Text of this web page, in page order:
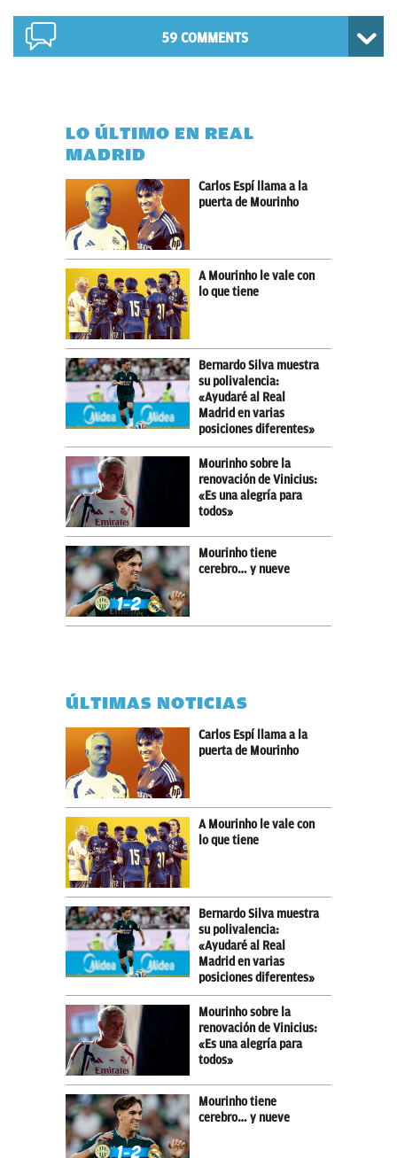
59 COMMENTS
LO ÚLTIMO EN REAL
MADRID
Carlos Espí llama a la
puerta de Mourinho
A Mourinho le vale con
lo que tiene
Bernardo Silva muestra
su polivalencia:
«Ayudaré al Real
Madrid en varias
posiciones diferentes»
Mourinho sobre la
renovación de Vinicius:
«Es una alegría para
todos»
Mourinho tiene
cerebro… y nueve
ÚLTIMAS NOTICIAS
Carlos Espí llama a la
puerta de Mourinho
A Mourinho le vale con
lo que tiene
Bernardo Silva muestra
su polivalencia:
«Ayudaré al Real
Madrid en varias
posiciones diferentes»
Mourinho sobre la
renovación de Vinicius:
«Es una alegría para
todos»
Mourinho tiene
cerebro… y nueve